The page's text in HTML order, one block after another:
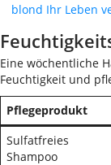
blond Ihr Leben
Eine wöchentliche
Feuchtigkeit und
Pflegeprodukt
Sulfatfreies
Shampoo